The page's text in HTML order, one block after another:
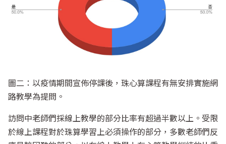
圖二：以疫情期間宣佈停課後，珠心算課程有無安排實施網
路教學為提問。
訪問中老師們採線上教學的部分比率有超過半數以上。受限
於線上課程對於珠算學習上必須操作的部分，多數老師們反